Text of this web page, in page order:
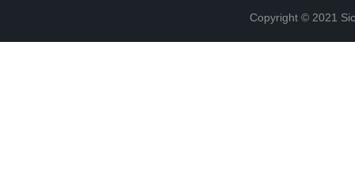
Copyright © 2021